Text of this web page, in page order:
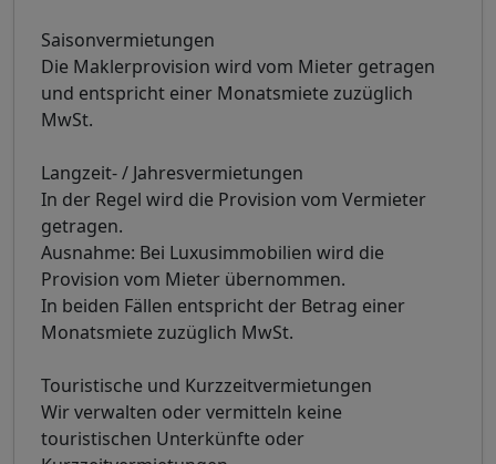
Saisonvermietungen
Die Maklerprovision wird vom Mieter getragen
und entspricht einer Monatsmiete zuzüglich
MwSt.
Langzeit- / Jahresvermietungen
In der Regel wird die Provision vom Vermieter
getragen.
Ausnahme: Bei Luxusimmobilien wird die
Provision vom Mieter übernommen.
In beiden Fällen entspricht der Betrag einer
Monatsmiete zuzüglich MwSt.
Touristische und Kurzzeitvermietungen
Wir verwalten oder vermitteln keine
touristischen Unterkünfte oder